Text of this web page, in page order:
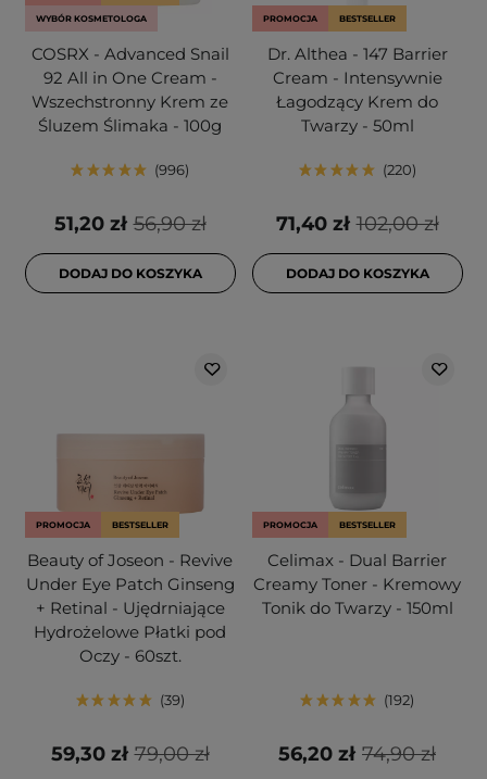
WYBÓR KOSMETOLOGA
COSRX - Advanced Snail
92 All in One Cream -
Wszechstronny Krem ze
Śluzem Ślimaka - 100g
996
56,90 zł
51,20 zł
DODAJ DO KOSZYKA
PROMOCJA BESTSELLER
Dr. Althea - 147 Barrier
Cream - Intensywnie
Łagodzący Krem do
Twarzy - 50ml
220
102,00 zł
71,40 zł
DODAJ DO KOSZYKA
PROMOCJA BESTSELLER
Beauty of Joseon - Revive
Under Eye Patch Ginseng
+ Retinal - Ujędrniające
Hydrożelowe Płatki pod
Oczy - 60szt.
39
79,00 zł
59,30 zł
PROMOCJA BESTSELLER
Celimax - Dual Barrier
Creamy Toner - Kremowy
Tonik do Twarzy - 150ml
192
74,90 zł
56,20 zł